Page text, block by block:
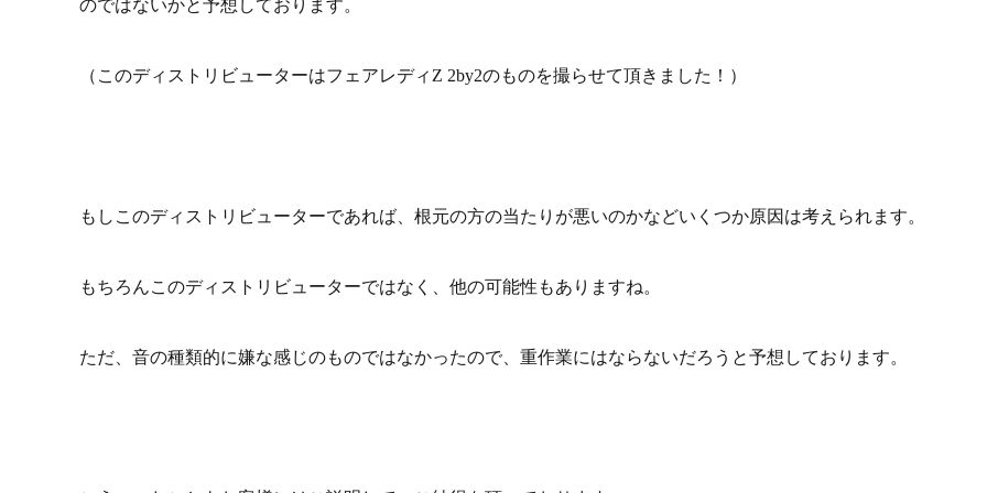
のではないかと予想しております。
（このディストリビューターはフェアレディZ 2by2のものを撮らせて頂きました！）
もしこのディストリビューターであれば、根元の方の当たりが悪いのかなどいくつか原因は考えられます。
もちろんこのディストリビューターではなく、他の可能性もありますね。
ただ、音の種類的に嫌な感じのものではなかったので、重作業にはならないだろうと予想しております。